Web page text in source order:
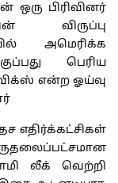
ஒரு பிரிவினர்
விருப்பு
அமெரிக்க
பெரிய
என்ற ஓய்வு
எதிர்க்கட்சிகள்
லீக் வெற்றி